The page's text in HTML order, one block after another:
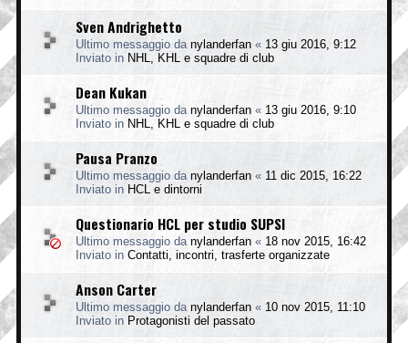
Sven Andrighetto
Ultimo messaggio da nylanderfan « 13 giu 2016, 9:12
Inviato in NHL, KHL e squadre di club
Dean Kukan
Ultimo messaggio da nylanderfan « 13 giu 2016, 9:10
Inviato in NHL, KHL e squadre di club
Pausa Pranzo
Ultimo messaggio da nylanderfan « 11 dic 2015, 16:22
Inviato in HCL e dintorni
Questionario HCL per studio SUPSI
Ultimo messaggio da nylanderfan « 18 nov 2015, 16:42
Inviato in Contatti, incontri, trasferte organizzate
Anson Carter
Ultimo messaggio da nylanderfan « 10 nov 2015, 11:10
Inviato in Protagonisti del passato